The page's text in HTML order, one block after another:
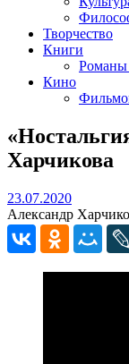
Творчество
Книги
Романы
Кино
Харчикова
23.07.202023.07.2020
Александр